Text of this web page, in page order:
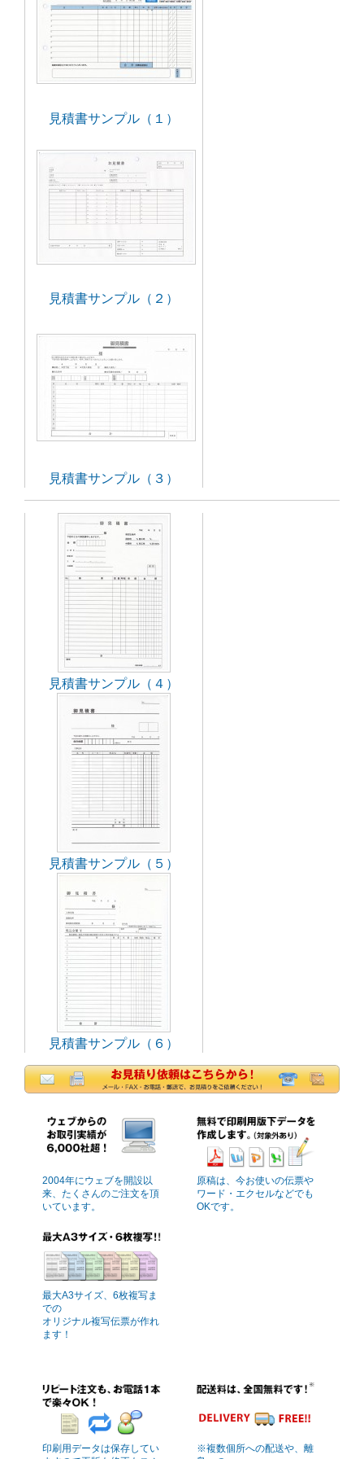
見積書サンプル（１）
見積書サンプル（２）
見積書サンプル（３）
見積書サンプル（４）
見積書サンプル（５）
見積書サンプル（６）
2004年にウェブを開設以
来、たくさんのご注文を頂
いています。
原稿は、今お使いの伝票や
ワード・エクセルなどでも
OKです。
最大A3サイズ、6枚複写ま
での
オリジナル複写伝票が作れ
ます！
印刷用データは保存してい
※複数個所への配送や、離